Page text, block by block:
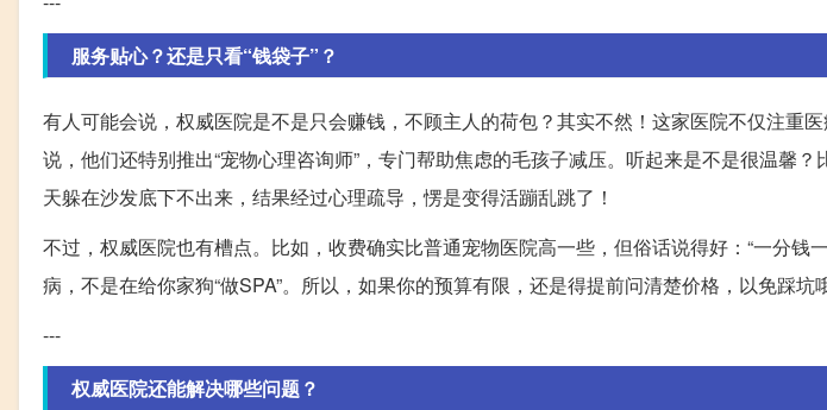
服务贴心？还是只看“钱袋子”？
有人可能会说，权威医院是不是只会赚钱，不顾主人的荷包？其实不然！这家医院不仅注重
说，他们还特别推出“宠物心理咨询师”，专门帮助焦虑的毛孩子减压。听起来是不是很温馨
天躲在沙发底下不出来，结果经过心理疏导，愣是变得活蹦乱跳了！
不过，权威医院也有槽点。比如，收费确实比普通宠物医院高一些，但俗话说得好：“一分钱
病，不是在给你家狗“做SPA”。所以，如果你的预算有限，还是得提前问清楚价格，以免踩坑
---
权威医院还能解决哪些问题？